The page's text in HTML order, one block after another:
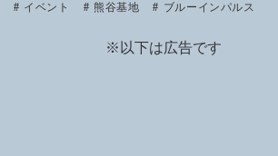
イベント 熊谷基地 ブルーインパルス
※以下は広告です